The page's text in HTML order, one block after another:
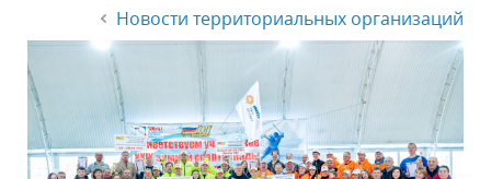
Новости территориальных организаций